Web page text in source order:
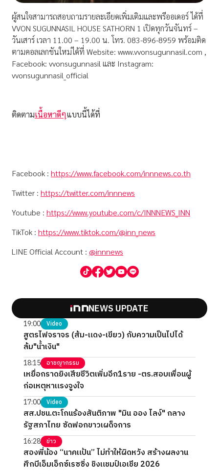
ผู้สนใจสามารถสอบถามรายละเอียดเพิ่มเติมและพรีออเดอร์ ได้ที่
VVON SUGUNNASIL HOUSE SATHORN 1 เปิดทุกวันจันทร์ –
วันเสาร์ เวลา 11.00 – 19.00 น. โทร. 083-896-8959 พร้อมติด
ตามคอลเลกชันใหม่ได้ที่ Website: www.vvonsugunnasil.com ,
Facebook: vvonsugunnasil และ Instagram:
vvonsugunnasil_official
ติดตามเนื้อหาดีๆแบบนี้ได้ที่
Facebook : https://www.facebook.com/innnews.co.th
Twitter : https://twitter.com/innnews
Youtube : https://www.youtube.com/c/INNNEWS_INN
TikTok : https://www.tiktok.com/@inn_news
LINE Official Account : @innnews
NEWS UPDATE
19:00 Video
สูตรไฟจราจร (ส้ม-แดง-เขียว) กับความเป็นไปได้
ล้ม"น้ำเงิน"
18:15 อาชญากรรม
เหยื่อกราดยิงเสียชีวิตเพิ่มอีก1ราย -ตร.สอบเพื่อนผู้
ก่อเหตุหาแรงจูงใจ
17:00 Video
สส.ปชน.ตะโกนร้องสันติภาพ "มิน ออง ไลง์" กลาง
รัฐสภาไทย ซัดฟอกขาวเผด็จการ
16:28 ข่าว
สองพี่น้อง “นาคแป้น” ไม่ทำให้ผิดหวัง สร้างผลงาน
ศึกบีเอ็มเอ็กซ์เรซซิ่ง ชิงแชมป์เอเชีย 2026